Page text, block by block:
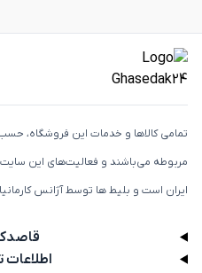
تمامی كالاها و خدمات اين فروشگاه، حسب
مربوطه می‌باشند و فعاليت‌های اين
ايران است و بلیط ها توسط آژانس
قاصدک
اطلاعات